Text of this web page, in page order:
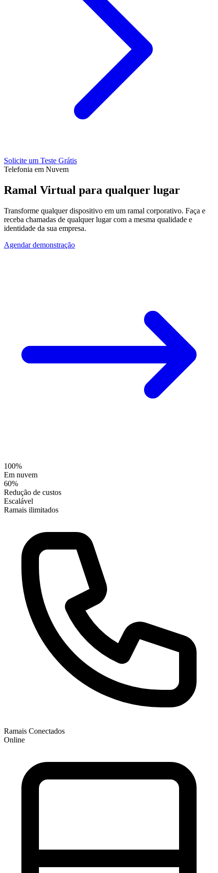
Solicite um Teste Grátis
Telefonia em Nuvem
Ramal Virtual para qualquer lugar
Transforme qualquer dispositivo em um ramal corporativo. Faça e
receba chamadas de qualquer lugar com a mesma qualidade e
identidade da sua empresa.
Agendar demonstração
100%
Em nuvem
60%
Redução de custos
Escalável
Ramais ilimitados
Ramais Conectados
Online